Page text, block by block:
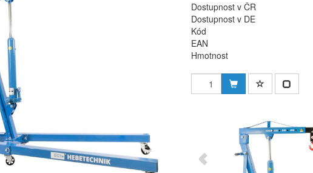
Dostupnost v ČR
Dostupnost v DE
Kód
EAN
Hmotnost